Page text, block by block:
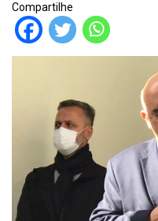
Compartilhe